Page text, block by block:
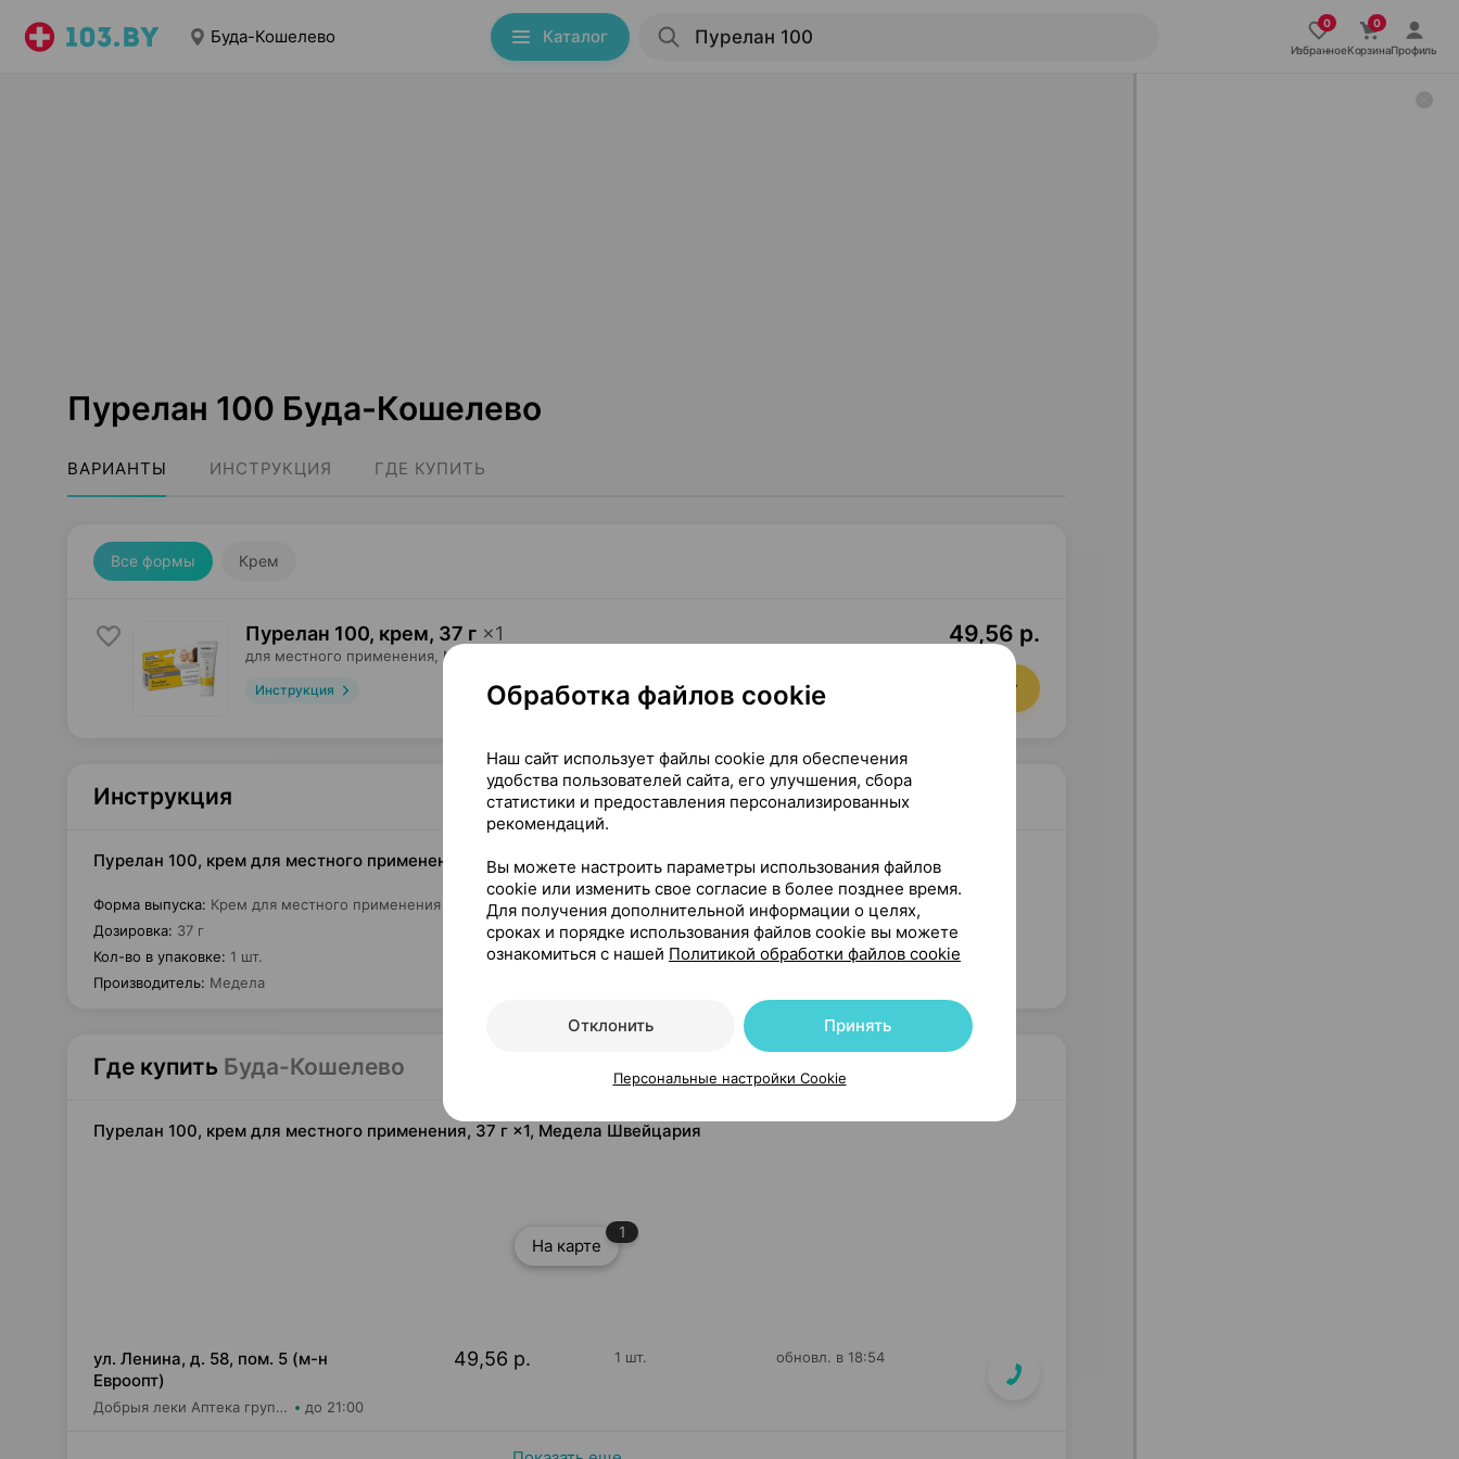
Буда-Кошелево Каталог
ИзбранноеКорзинаПрофиль
Пурелан 100 Буда-Кошелево
ВАРИАНТЫ ИНСТРУКЦИЯ ГДЕ КУПИТЬ
Все формы Крем
Пурелан 100, крем, 37 г ×1
для местного применения, Медела
Инструкция
49,56 р.
Где купить В корзину
Инструкция
Пурелан 100, крем для местного применения, 37 г ×1, Медела Швейцария
Форма выпуска: Крем для местного применения
Дозировка: 37 г
Кол-во в упаковке: 1 шт.
Производитель: Медела
Где купить Буда-Кошелево
Пурелан 100, крем для местного применения, 37 г ×1, Медела Швейцария
На карте
1
ул. Ленина, д. 58, пом. 5 (м-н
Евроопт)
Добрыя леки Аптека групп ЮГ ЗАО Аптека №8 до 21:00
49,56 р. 1 шт. обновл. в 18:54
Обработка файлов cookie
Наш сайт использует файлы cookie для обеспечения
удобства пользователей сайта, его улучшения, сбора
статистики и предоставления персонализированных
рекомендаций.
Вы можете настроить параметры использования файлов
cookie или изменить свое согласие в более позднее время.
Для получения дополнительной информации о целях,
сроках и порядке использования файлов cookie вы можете
ознакомиться с нашей Политикой обработки файлов cookie
Отклонить Принять
Персональные настройки Cookie